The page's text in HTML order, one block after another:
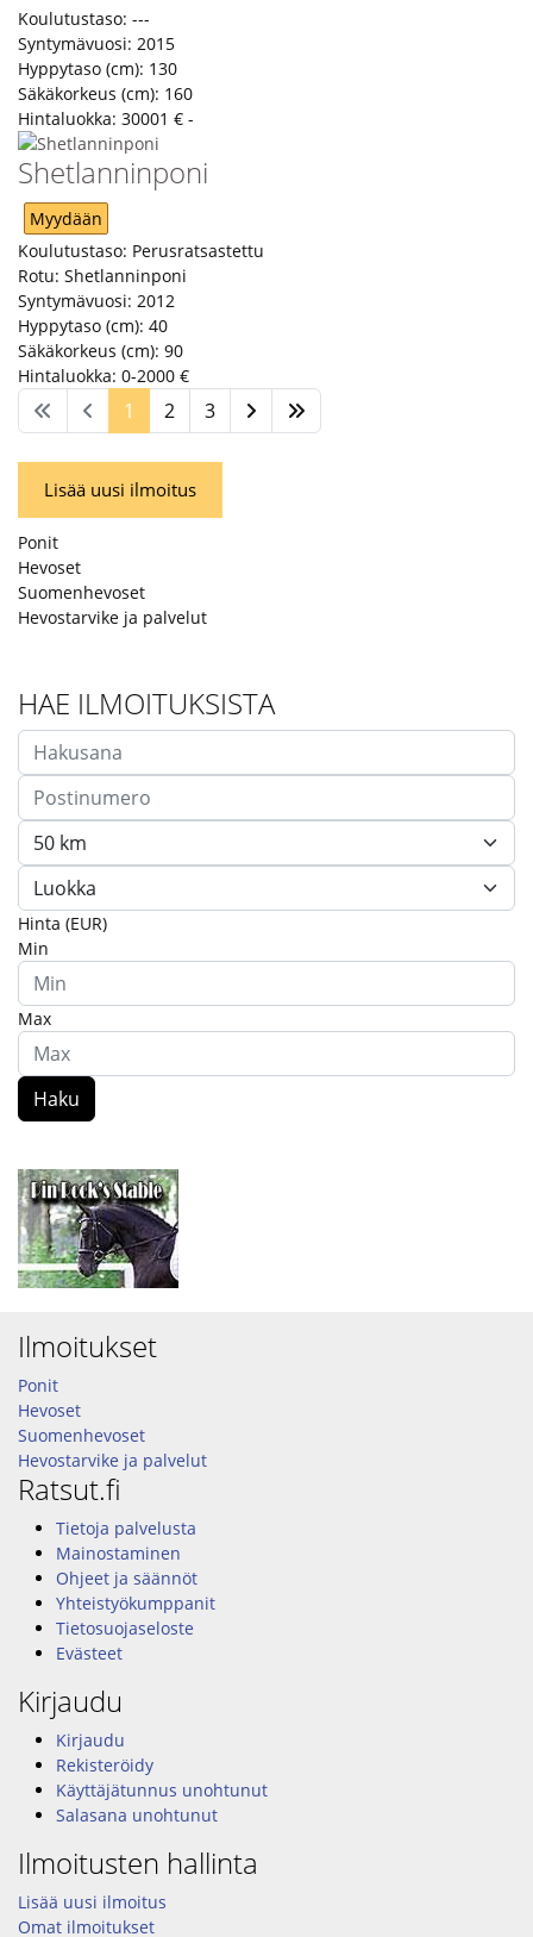
Koulutustaso: ---
Syntymävuosi: 2015
Hyppytaso (cm): 130
Säkäkorkeus (cm): 160
Hintaluokka: 30001 € -
Shetlanninponi
Myydään
Koulutustaso: Perusratsastettu
Rotu: Shetlanninponi
Syntymävuosi: 2012
Hyppytaso (cm): 40
Säkäkorkeus (cm): 90
Hintaluokka: 0-2000 €
1 2 3
Lisää uusi ilmoitus
Ponit
Hevoset
Suomenhevoset
Hevostarvike ja palvelut
HAE ILMOITUKSISTA
Hinta (EUR)
Min
Max
Haku
Ilmoitukset
Ponit
Hevoset
Suomenhevoset
Hevostarvike ja palvelut
Ratsut.fi
Tietoja palvelusta
Mainostaminen
Ohjeet ja säännöt
Yhteistyökumppanit
Tietosuojaseloste
Evästeet
Kirjaudu
Kirjaudu
Rekisteröidy
Käyttäjätunnus unohtunut
Salasana unohtunut
Ilmoitusten hallinta
Lisää uusi ilmoitus
Omat ilmoitukset